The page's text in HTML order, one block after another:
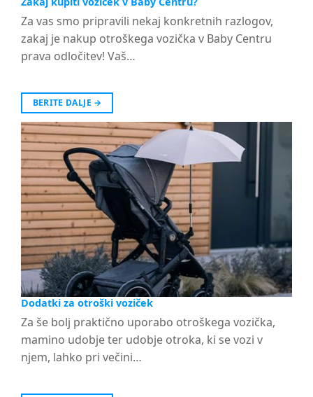
Za vas smo pripravili nekaj konkretnih razlogov,
zakaj je nakup otroškega vozička v Baby Centru
prava odločitev! Vaš…
BERITE DALJE →
Dodatki za otroški voziček
Za še bolj praktično uporabo otroškega vozička,
mamino udobje ter udobje otroka, ki se vozi v
njem, lahko pri večini…